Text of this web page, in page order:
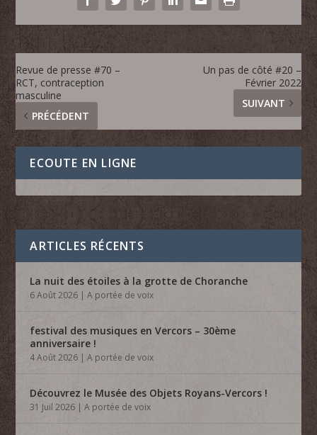
Revue de presse #70 –
RCT, contraception
masculine
PRÉCÉDENT
Un pas de côté #20 –
Février 2022
SUIVANT
ECOUTE EN LIGNE
ARTICLES RÉCENTS
La nuit des étoiles à la grotte de Choranche
6 Août 2026 |A portée de voix
festival des musiques en Vercors – 30ème
anniversaire !
4 Août 2026 |A portée de voix
Découvrez le Musée des Objets Royans-Vercors !
31 Juil 2026 |A portée de voix